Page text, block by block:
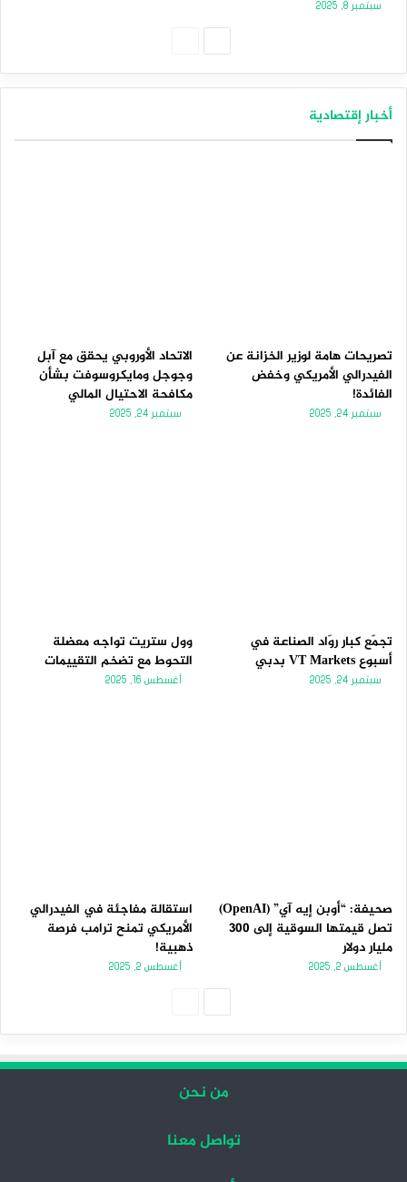
سبتمبر 8, 2025
أخبار إقتصادية
تصريحات هامة لوزير الخزانة عن
الفيدرالي الأمريكي وخفض
الفائدة!
سبتمبر 24, 2025
الاتحاد الأوروبي يحقق مع آبل
وجوجل ومايكروسوفت بشأن
مكافحة الاحتيال المالي
سبتمبر 24, 2025
تجمّع كبار روّاد الصناعة في
أسبوع VT Markets بدبي
سبتمبر 24, 2025
وول ستريت تواجه معضلة
التحوط مع تضخم التقييمات
أغسطس 16, 2025
صحيفة: “أوبن إيه آي” (OpenAI)
تصل قيمتها السوقية إلى 300
مليار دولار
أغسطس 2, 2025
استقالة مفاجئة في الفيدرالي
الأمريكي تمنح ترامب فرصة
ذهبية!
أغسطس 2, 2025
من نحن
تواصل معنا